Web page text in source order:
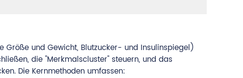
und Gewicht, Blutzucker- und Insulinspiegel)
die "Merkmalscluster" steuern, und das
Die Kernmethoden umfassen: